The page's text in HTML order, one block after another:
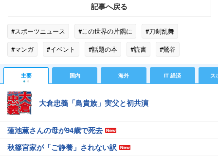
記事へ戻る
#スポーツニュース #この世界の片隅に
#刀剣乱舞
#マンガ
#イベント #話題の本 #読書
#鶯谷
#LINE
#こうの史代 #処刑人 #出張
#DMM
#文芸社
#GAM #魔女
主要 国内 海外 IT 経済 ス
大倉忠義「鳥貴族」実父と初共演
蓮池薫さんの母が94歳で死去
秋篠宮家が「ご静養」されない訳